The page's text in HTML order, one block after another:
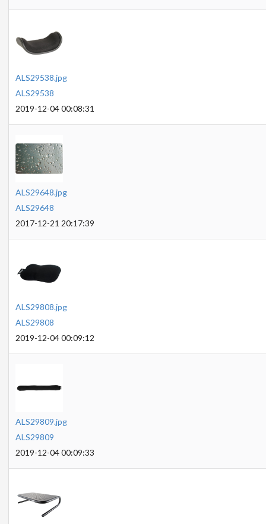
ALS29538.jpg
ALS29538
2019-12-04 00:08:31
ALS29648.jpg
ALS29648
2017-12-21 20:17:39
ALS29808.jpg
ALS29808
2019-12-04 00:09:12
ALS29809.jpg
ALS29809
2019-12-04 00:09:33